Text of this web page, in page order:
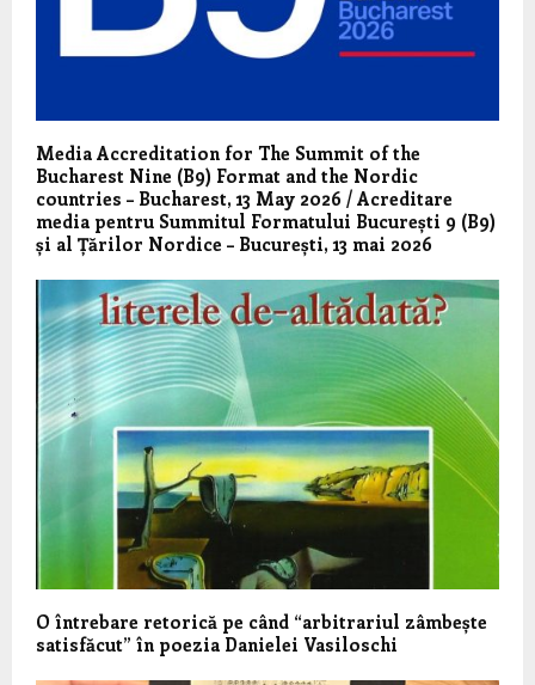
Media Accreditation for The Summit of the
Bucharest Nine (B9) Format and the Nordic
countries – Bucharest, 13 May 2026 / Acreditare
media pentru Summitul Formatului București 9 (B9)
și al Țărilor Nordice – București, 13 mai 2026
O întrebare retorică pe când “arbitrariul zâmbește
satisfăcut” în poezia Danielei Vasiloschi